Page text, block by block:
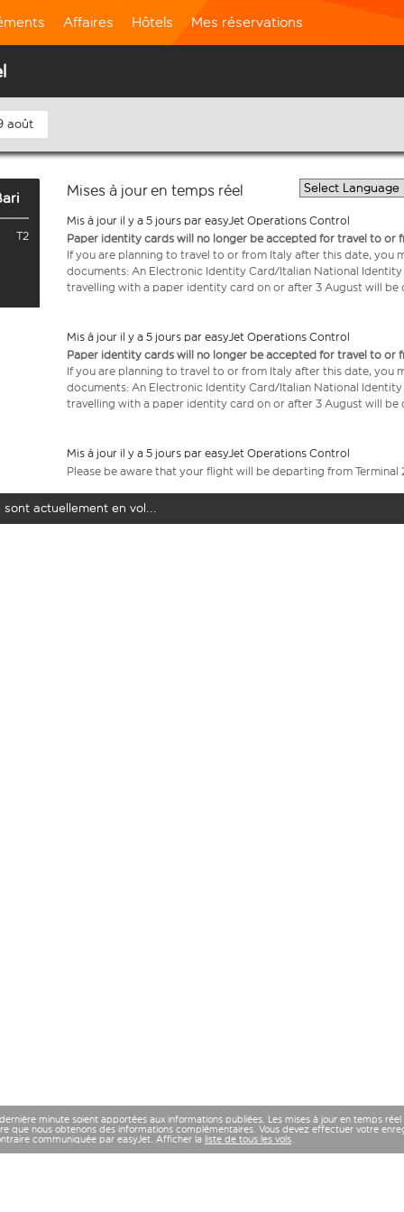
Affaires Hôtels Mes réservations
août
T2
Mises à jour en temps réel
Mis à jour il y a 5 jours par easyJet Operations Control
Paper identity cards will no longer be accepted for travel to or
If you are planning to travel to or from Italy after this date, you
documents: An Electronic Identity Card/Italian National
travelling with a paper identity card on or after 3 August will be
Mis à jour il y a 5 jours par easyJet Operations Control
Paper identity cards will no longer be accepted for travel to or
If you are planning to travel to or from Italy after this date, you
documents: An Electronic Identity Card/Italian National
travelling with a paper identity card on or after 3 August will be
Mis à jour il y a 5 jours par easyJet Operations Control
Please be aware that your flight will be departing from Terminal
sont actuellement en vol...
minute soient apportées aux informations publiées. Les mises à jour en temps
que nous obtenons des informations complémentaires. Vous devez effectuer votre
communiquée par easyJet. Afficher la liste de tous les vols.